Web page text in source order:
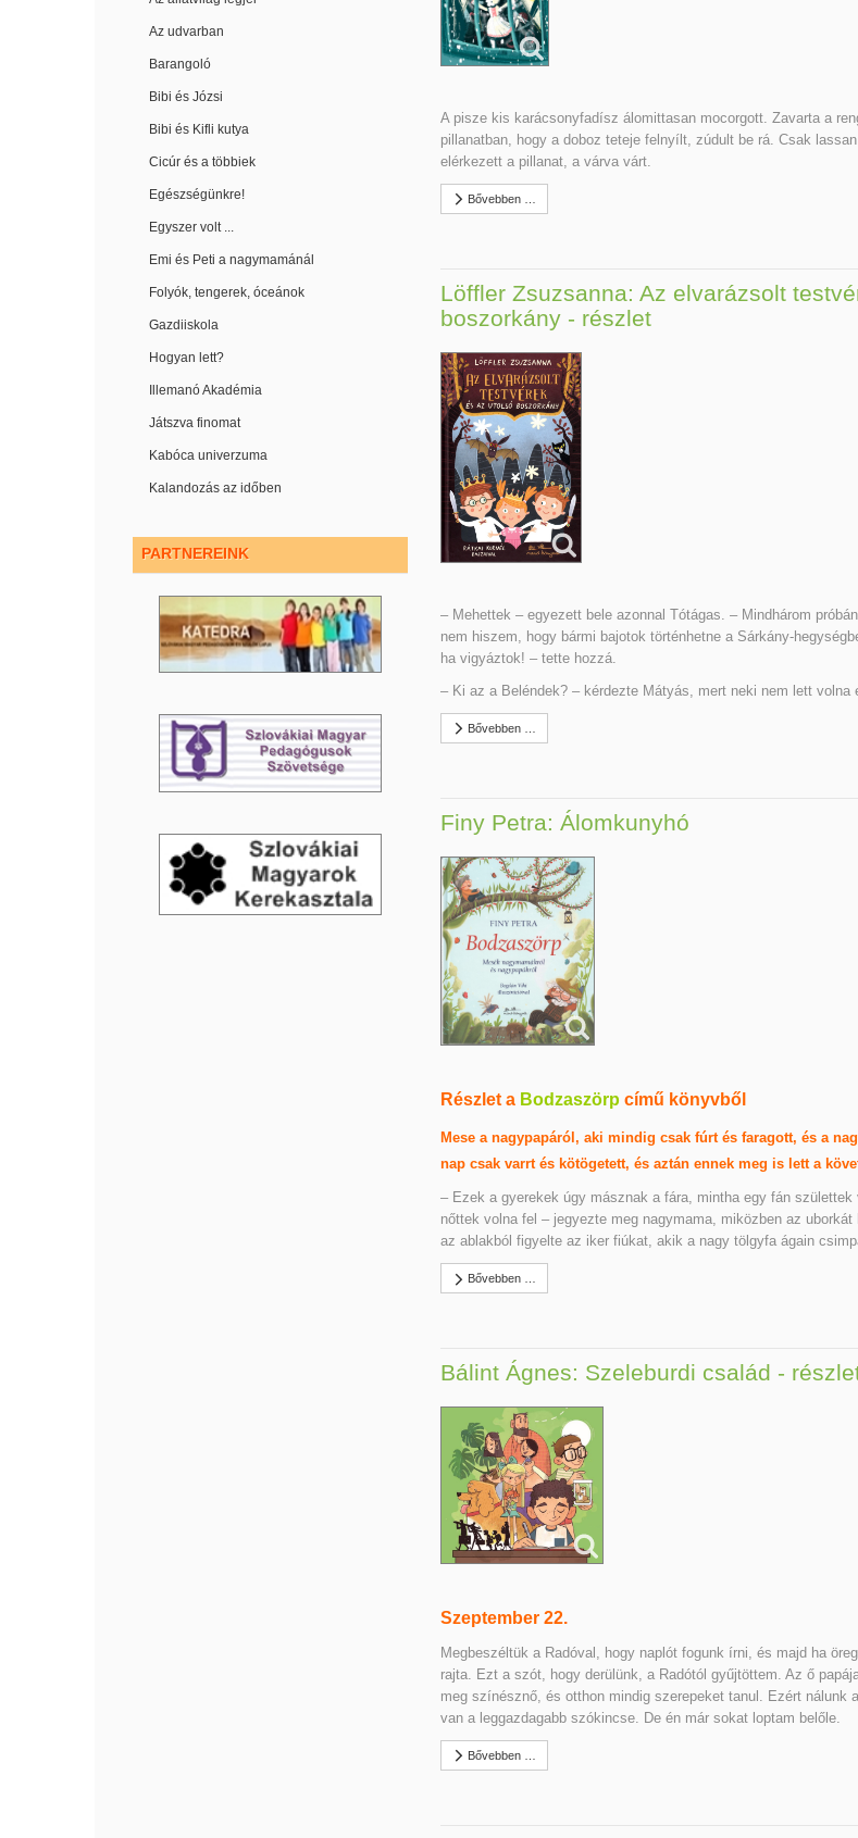
A pisze kis karácsonyfadísz álomittasan mocorgott. Zavarta a
pillanatban, hogy a doboz teteje felnyílt, zúdult be rá. Csak
elérkezett a pillanat, a várva várt.
Bővebben …
Löffler Zsuzsanna: Az elvarázsolt
boszorkány - részlet
– Mehettek – egyezett bele azonnal Tótágas. – Mindhárom
nem hiszem, hogy bármi bajotok történhetne a Sárkány-
ha vigyáztok! – tette hozzá.
– Ki az a Beléndek? – kérdezte Mátyás, mert neki nem lett volna
Bővebben …
Finy Petra: Álomkunyhó
Részlet a Bodzaszörpcímű könyvből
Mese a nagypapáról, aki mindig csak fúrt és faragott, és a
nap csak varrt és kötögetett, és aztán ennek meg is lett a
‒ Ezek a gyerekek úgy másznak a fára, mintha egy fán
nőttek volna fel ‒ jegyezte meg nagymama, miközben az
az ablakból figyelte az iker fiúkat, akik a nagy tölgyfa ágain
Bővebben …
Bálint Ágnes: Szeleburdi család -
Szeptember 22.
Megbeszéltük a Radóval, hogy naplót fogunk írni, és majd ha
rajta. Ezt a szót, hogy derülünk, a Radótól gyűjtöttem. Az ő
meg színésznő, és otthon mindig szerepeket tanul. Ezért nálunk
van a leggazdagabb szókincse. De én már sokat loptam belőle.
Bővebben …
Az udvarban
Barangoló
Bibi és Józsi
Bibi és Kifli kutya
Cicúr és a többiek
Egészségünkre!
Egyszer volt ...
Emi és Peti a nagymamánál
Folyók, tengerek, óceánok
Gazdiiskola
Hogyan lett?
Illemanó Akadémia
Játszva finomat
Kabóca univerzuma
Kalandozás az időben
PARTNEREINK